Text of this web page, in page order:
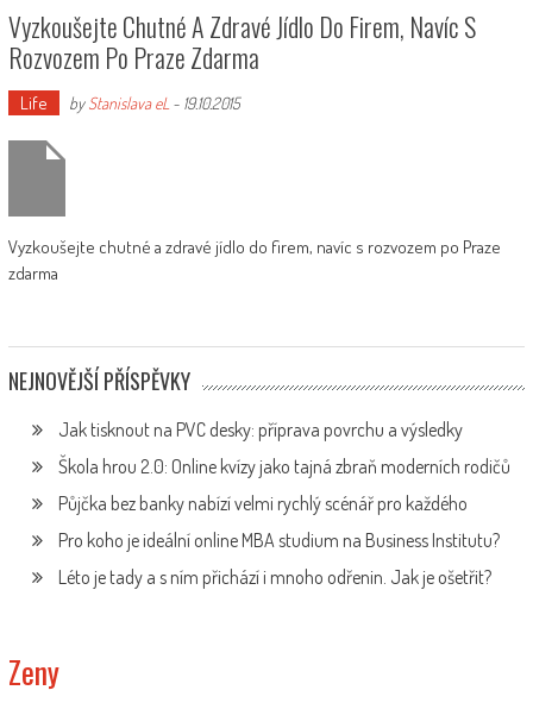
Vyzkoušejte Chutné A Zdravé Jídlo Do Firem, Navíc S
Rozvozem Po Praze Zdarma
Life byStanislava eL - 19.10.2015
Vyzkoušejte chutné a zdravé jídlo do firem, navíc s rozvozem po Praze
zdarma
NEJNOVĚJŠÍ PŘÍSPĚVKY
Jak tisknout na PVC desky: příprava povrchu a výsledky
Škola hrou 2.0: Online kvízy jako tajná zbraň moderních rodičů
Půjčka bez banky nabízí velmi rychlý scénář pro každého
Pro koho je ideální online MBA studium na Business Institutu?
Léto je tady a s ním přichází i mnoho odřenin. Jak je ošetřit?
Zeny